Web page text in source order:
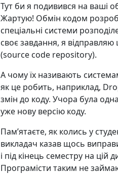
Тут би я подивився на ваші
Жартую! Обмін кодом
спеціальні системи
своє завдання, я
(source code repository).
А чому їх називають
як це робить, наприклад,
змін до коду. Учора була
уже нову версію коду.
Памʼятаєте, як колись у
викладач казав щось
і під кінець семестру на цій
Програмісти таким не